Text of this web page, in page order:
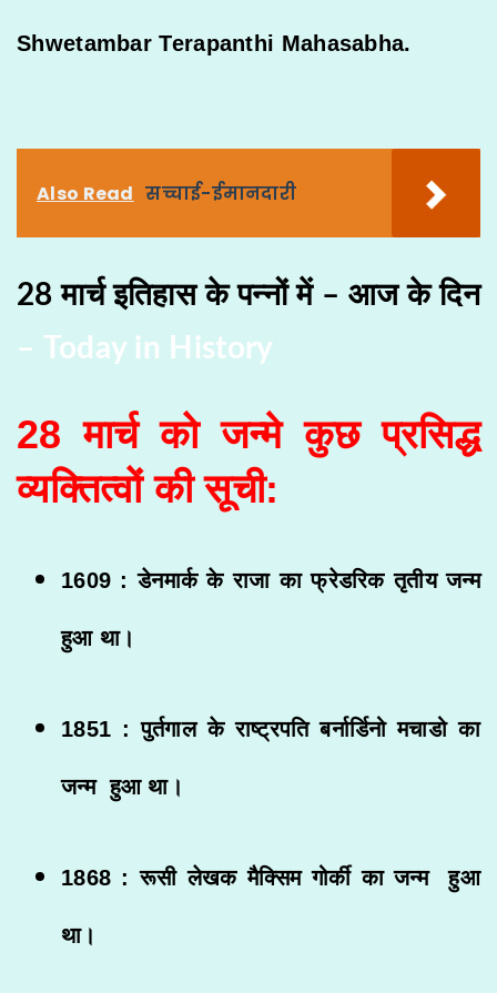
Shwetambar Terapanthi Mahasabha.
Also Read सच्चाई-ईमानदारी
28 मार्च इतिहास के पन्नों में – आज के दिन
– Today in History
28 मार्च को जन्मे कुछ प्रसिद्ध
व्यक्तित्वों की सूची:
1609 : डेनमार्क के राजा का फ्रेडरिक तृतीय जन्म
हुआ था।
1851 : पुर्तगाल के राष्ट्रपति बर्नार्डिनो मचाडो का
जन्म हुआ था।
1868 : रूसी लेखक मैक्सिम गोर्की का जन्म हुआ
था।